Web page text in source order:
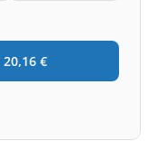
20,16 €